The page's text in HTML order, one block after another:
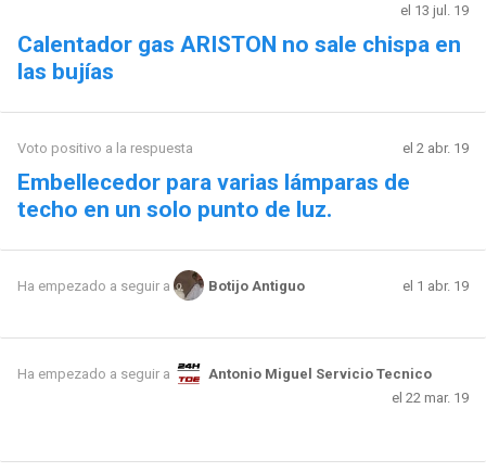
el 13 jul. 19
Calentador gas ARISTON no sale chispa en
las bujías
Voto positivo a la respuesta el 2 abr. 19
Embellecedor para varias lámparas de
techo en un solo punto de luz.
Ha empezado a seguir a Botijo Antiguo el 1 abr. 19
Ha empezado a seguir a
Antonio Miguel Servicio Tecnico
el 22 mar. 19